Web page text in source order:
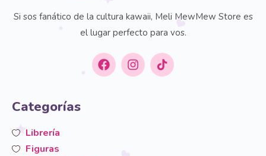
Si sos fanático de la cultura kawaii, Meli MewMew Store es
el lugar perfecto para vos.
Categorías
Librería
Figuras